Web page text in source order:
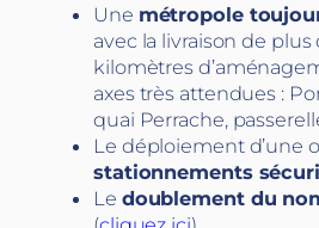
Une métropole
avec la livraison de
kilomètres
axes très attendues :
quai Perrache,
Le déploiement d’une
stationnements
Le doublement du